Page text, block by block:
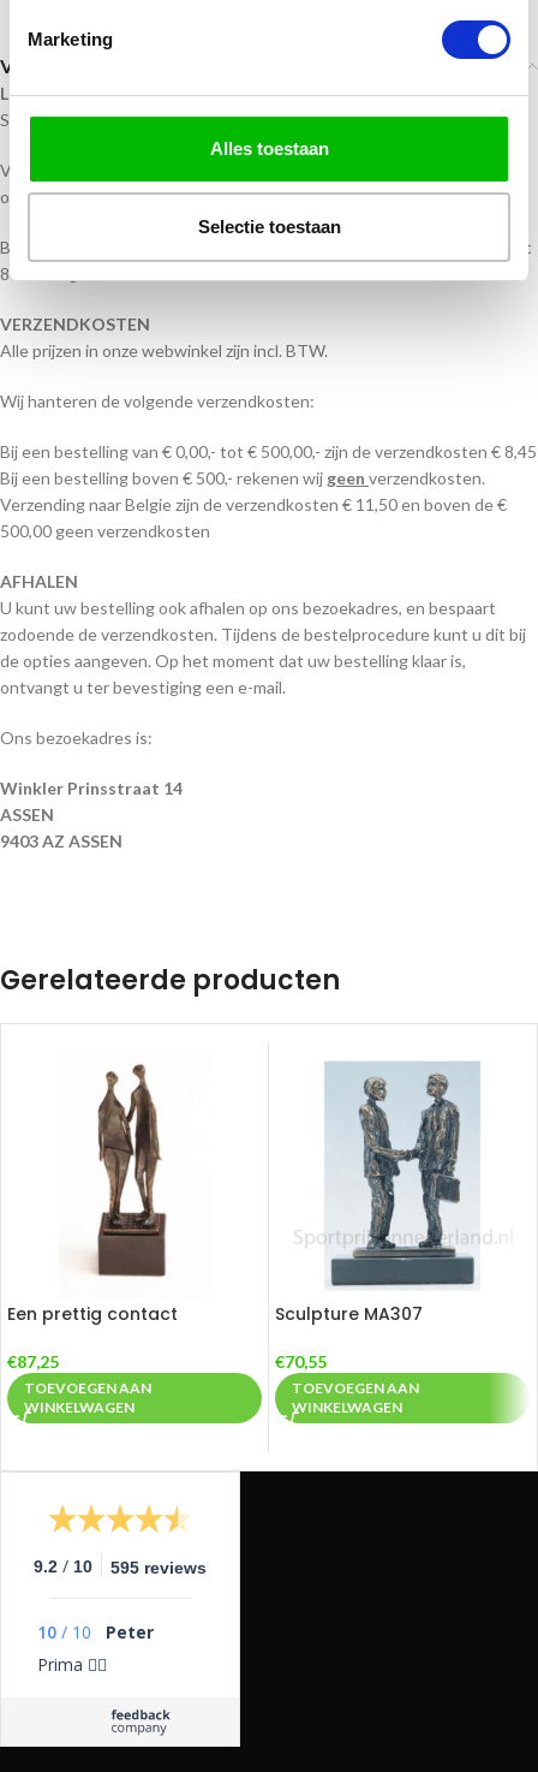
Marketing
Alles toestaan
Selectie toestaan
Verzending
Levertijd
Standaard levertijd is bij ons 1 t/m 5 werkdagen of in overleg.
Voor de producten met eigen ontwerp, is de levertijd na goedkeuring
ontwerp.
Besteld u Vanen houd u dan rekening met een langere levertijd +- 3 tot
8 werkdagen.
VERZENDKOSTEN
Alle prijzen in onze webwinkel zijn incl. BTW.
Wij hanteren de volgende verzendkosten:
Bij een bestelling van € 0,00,- tot € 500,00,- zijn de verzendkosten € 8,45
Bij een bestelling boven € 500,- rekenen wij geen verzendkosten.
Verzending naar Belgie zijn de verzendkosten € 11,50 en boven de €
500,00 geen verzendkosten
AFHALEN
U kunt uw bestelling ook afhalen op ons bezoekadres, en bespaart
zodoende de verzendkosten. Tijdens de bestelprocedure kunt u dit bij
de opties aangeven. Op het moment dat uw bestelling klaar is,
ontvangt u ter bevestiging een e-mail.
Ons bezoekadres is:
Winkler Prinsstraat 14
ASSEN
9403 AZ ASSEN
Gerelateerde producten
Een prettig contact
€87,25
TOEVOEGEN AAN
WINKELWAGEN
Sculpture MA307
€70,55
TOEVOEGEN AAN
WINKELWAGEN
9.2 / 10 595 reviews
10 / 10
Peter
Prima 👍🏼